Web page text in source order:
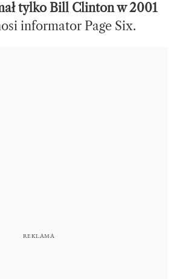
tylko Bill Clinton w 2001
informator Page Six.